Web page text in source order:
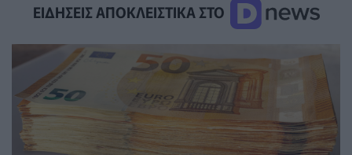
ΕΙΔΗΣΕΙΣ ΑΠΟΚΛΕΙΣΤΙΚΑ ΣΤΟ